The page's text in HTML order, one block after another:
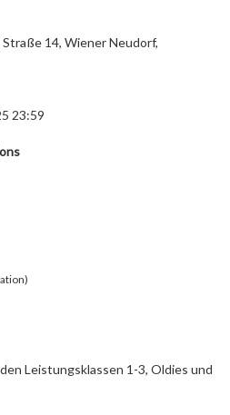
14, Wiener Neudorf,
23:59
Leistungsklassen 1-3, Oldies und